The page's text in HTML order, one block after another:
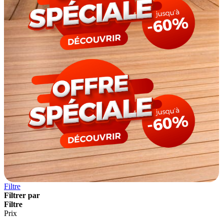
Filtre
Filtrer par
Filtre
Prix